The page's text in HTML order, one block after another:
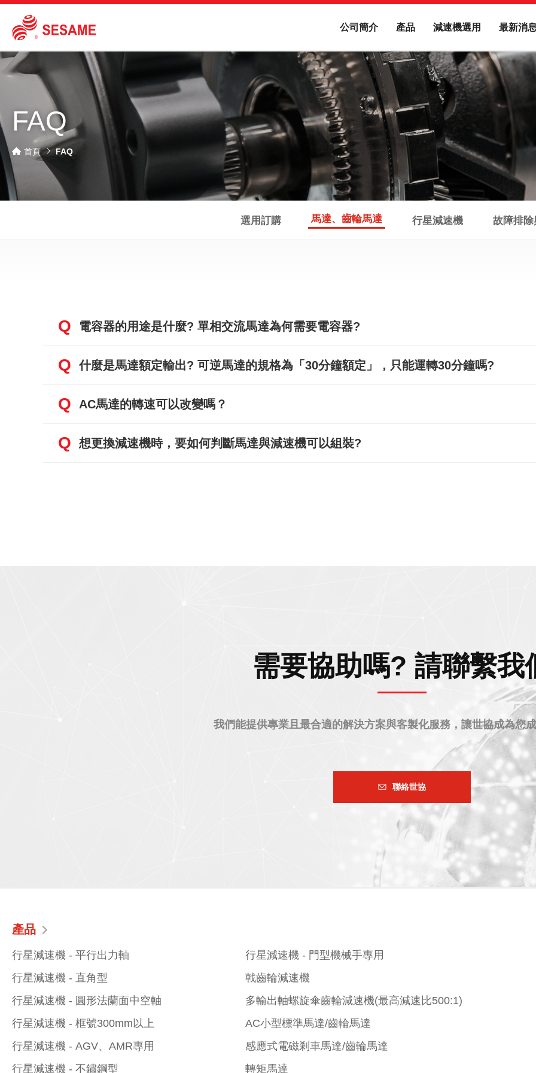
公司簡介 產品 減速機選用 最新消
FAQ
首頁 FAQ
選用訂購 馬達、齒輪馬達 行星減速機 故障排除
Q 電容器的用途是什麼? 單相交流馬達為何需要電容器?
Q 什麼是馬達額定輸出? 可逆馬達的規格為「30分鐘額定」，只能運轉30分鐘嗎?
Q AC馬達的轉速可以改變嗎？
Q 想更換減速機時，要如何判斷馬達與減速機可以組裝?
需要協助嗎? 請聯繫我
我們能提供專業且最合適的解決方案與客製化服務，讓世協成為您
聯絡世協
產品
行星減速機 - 平行出力軸
行星減速機 - 直角型
行星減速機 - 圓形法蘭面中空軸
行星減速機 - 框號300mm以上
行星減速機 - AGV、AMR專用
行星減速機 - 不鏽鋼型
行星減速機 - 門型機械手專用
戟齒輪減速機
多輸出軸螺旋傘齒輪減速機(最高減速比500:1)
AC小型標準馬達/齒輪馬達
感應式電磁剎車馬達/齒輪馬達
轉矩馬達